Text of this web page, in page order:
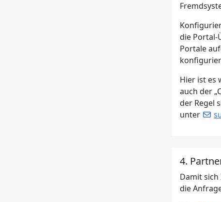
die Portal-
Portale
Hier ist es
auch der
der Regel
unter
4.
Damit
die